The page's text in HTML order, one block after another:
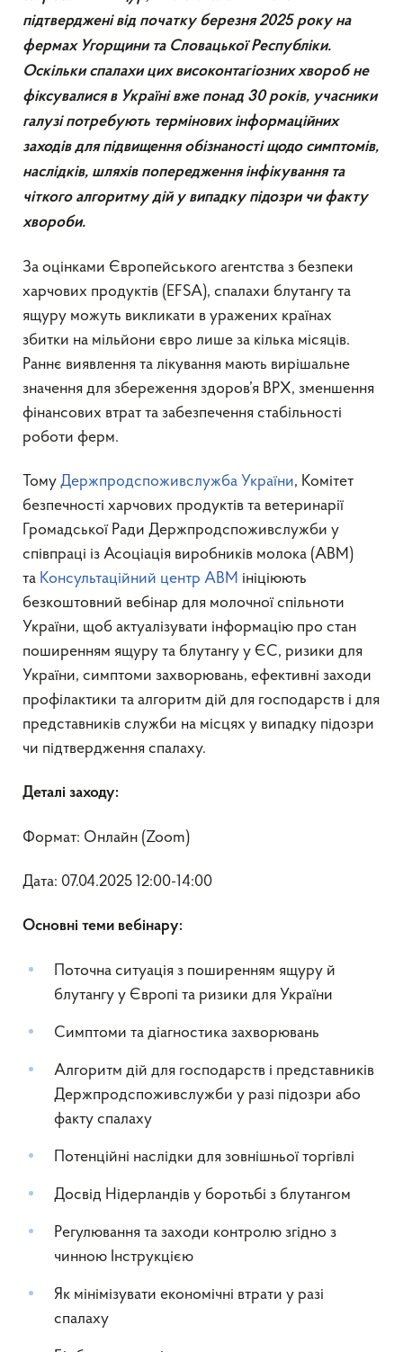
підтверджені від початку березня 2025 року на
фермах Угорщини та Словацької Республіки.
Оскільки спалахи цих високонтагіозних хвороб не
фіксувалися в Україні вже понад 30 років, учасники
галузі потребують термінових інформаційних
заходів для підвищення обізнаності щодо симптомів,
наслідків, шляхів попередження інфікування та
чіткого алгоритму дій у випадку підозри чи факту
хвороби.
За оцінками Європейського агентства з безпеки
харчових продуктів (EFSA), спалахи блутангу та
ящуру можуть викликати в уражених країнах
збитки на мільйони євро лише за кілька місяців.
Раннє виявлення та лікування мають вирішальне
значення для збереження здоров’я ВРХ, зменшення
фінансових втрат та забезпечення стабільності
роботи ферм.
Тому Держпродспоживслужба України, Комітет
безпечності харчових продуктів та ветеринарії
Громадської Ради Держпродспоживслужби у
співпраці із Асоціація виробників молока (АВМ)
та Консультаційний центр АВМ ініціюють
безкоштовний вебінар для молочної спільноти
України, щоб актуалізувати інформацію про стан
поширенням ящуру та блутангу у ЄС, ризики для
України, симптоми захворювань, ефективні заходи
профілактики та алгоритм дій для господарств і для
представників служби на місцях у випадку підозри
чи підтвердження спалаху.
Деталі заходу:
Формат: Онлайн (Zoom)
Дата: 07.04.2025 12:00-14:00
Основні теми вебінару:
Поточна ситуація з поширенням ящуру й
блутангу у Європі та ризики для України
Симптоми та діагностика захворювань
Алгоритм дій для господарств і представників
Держпродспоживслужби у разі підозри або
факту спалаху
Потенційні наслідки для зовнішньої торгівлі
Досвід Нідерландів у боротьбі з блутангом
Регулювання та заходи контролю згідно з
чинною Інструкцією
Як мінімізувати економічні втрати у разі
спалаху